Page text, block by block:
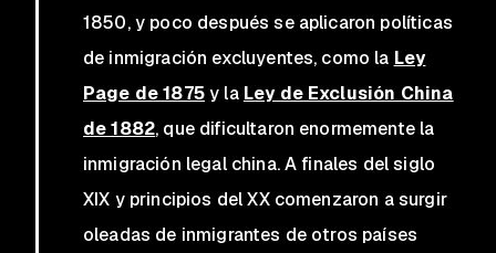
1850, y poco después se aplicaron políticas
de inmigración excluyentes, como la Ley
Page de 1875y la Ley de Exclusión China
de 1882, que dificultaron enormemente la
inmigración legal china. A finales del siglo
XIX y principios del XX comenzaron a surgir
oleadas de inmigrantes de otros países